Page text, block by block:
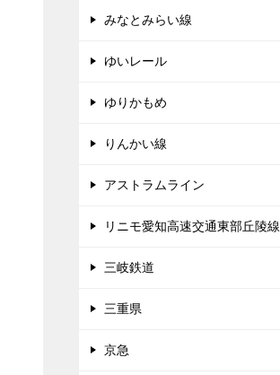
みなとみらい線
ゆいレール
ゆりかもめ
りんかい線
アストラムライン
リニモ愛知高速交通東部丘陵線
三岐鉄道
三重県
京急